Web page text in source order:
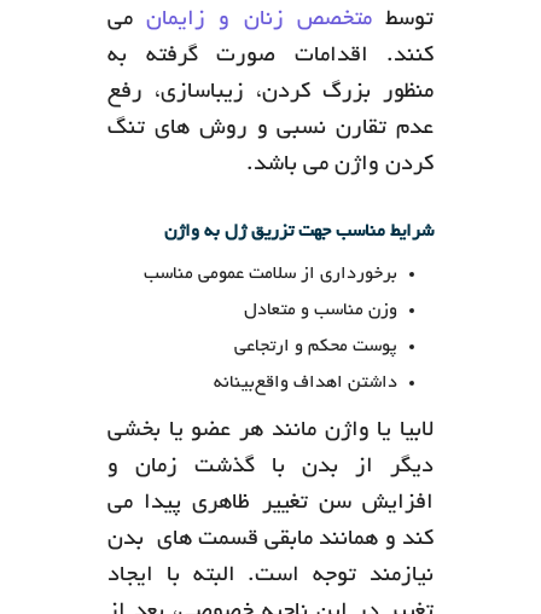
توسطمتخصص زنان و زایمانمی
کنند. اقدامات صورت گرفته به
منظور بزرگ کردن، زیباسازی، رفع
عدم تقارن نسبی و روش های تنگ
کردن واژن می باشد.
شرایط مناسب جهت تزریق ژل به واژن
برخورداری از سلامت عمومی مناسب
وزن مناسب و متعادل
پوست محکم و ارتجاعی
داشتن اهداف واقع‌بینانه
لابیا یا واژن مانند هر عضو یا بخشی
دیگر از بدن با گذشت زمان و
افزایش سن تغییر ظاهری پیدا می
کند و همانند مابقی قسمت های بدن
نیازمند توجه است. البته با ایجاد